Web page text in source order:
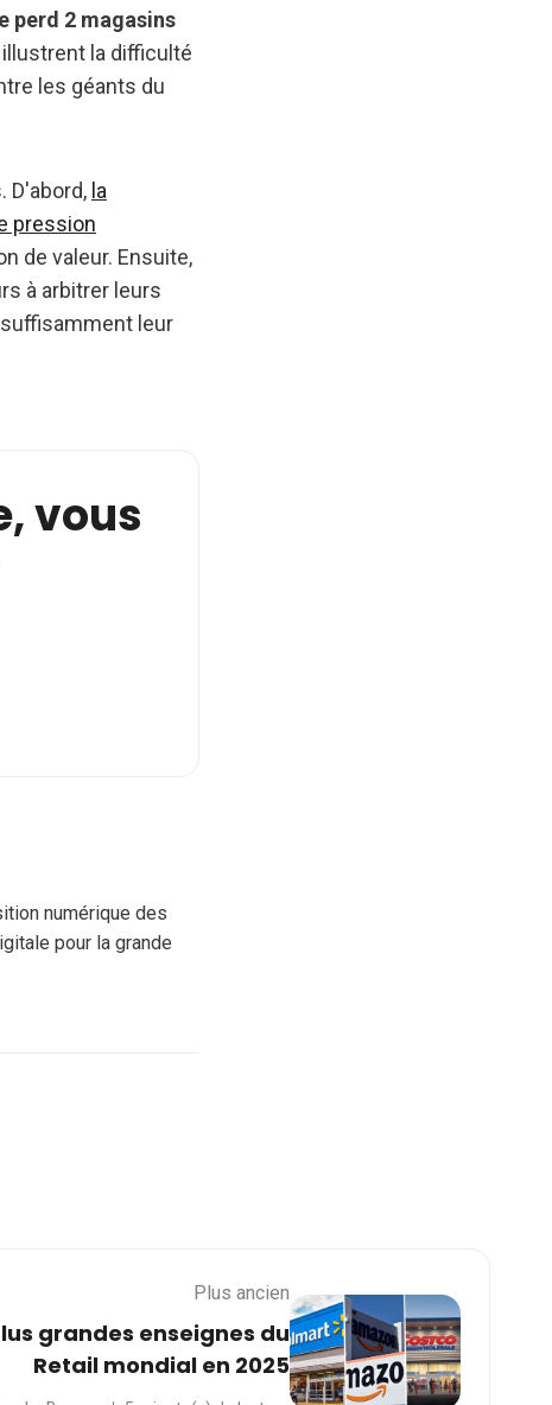
perd 2 magasins
la difficulté
les géants du
D'abord, la
pression
de valeur. Ensuite,
à arbitrer leurs
leur
vous
numérique des
pour la grande
Plus ancien
grandes enseignes du
Retail mondial en 2025